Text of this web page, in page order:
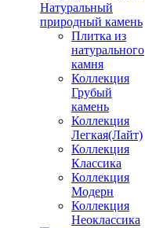
Натуральный
природный камень
Плитка из
натурального
камня
Коллекция
Грубый
камень
Коллекция
Легкая(Лайт)
Коллекция
Классика
Коллекция
Модерн
Коллекция
Неоклассика